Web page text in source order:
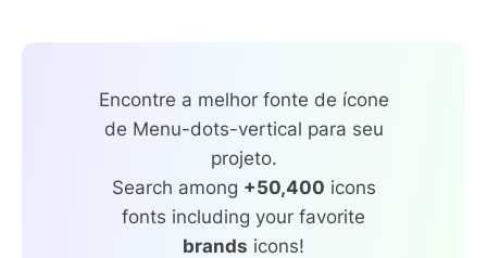
Encontre a melhor fonte de ícone
de Menu-dots-vertical para seu
projeto.
Search among +50,400 icons
fonts including your favorite
brands icons!